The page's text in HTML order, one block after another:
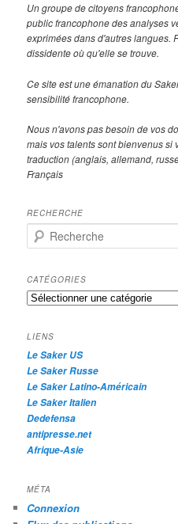
Un groupe de citoyens
public francophone des analyses
exprimées dans d'autres langues.
dissidente où qu'elle se trouve.
Ce site est une émanation du
sensibilité francophone.
Nous n'avons pas besoin de vos
mais vos talents sont bienvenus
traduction (anglais, allemand,
Français
RECHERCHE
e
h
e
r
h
e
CATÉGORIES
Catégories
LIENS
Le Saker US
Le Saker Russe
Le Saker Latino-Américain
Le Saker Italien
Dedefensa
antipresse.net
Afrique-Asie
MÉTA
Connexion